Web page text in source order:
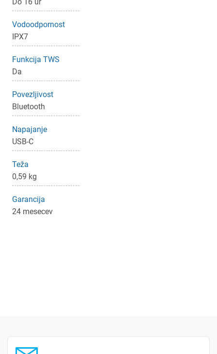
Vodoodpornost
IPX7
Funkcija TWS
Da
Povezljivost
Bluetooth
Napajanje
USB-C
Teža
0,59 kg
Garancija
24 mesecev
Prijava
Za dodajanje na seznam želja morate biti prijavljeni.
Prekliči